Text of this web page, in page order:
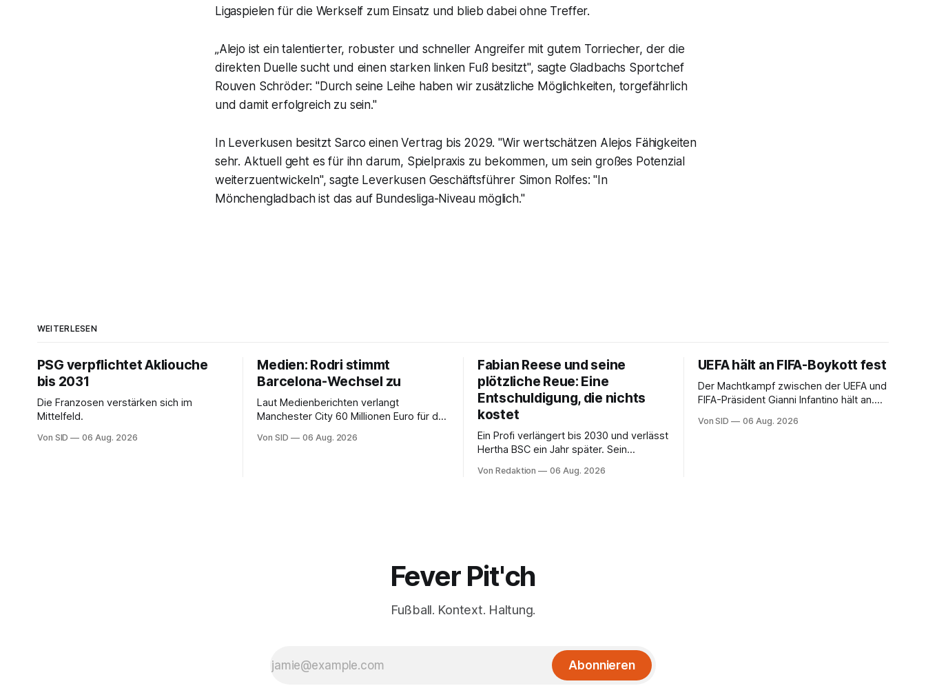
Ligaspielen für die Werkself zum Einsatz und blieb dabei ohne Treffer.
„Alejo ist ein talentierter, robuster und schneller Angreifer mit gutem Torriecher, der die
direkten Duelle sucht und einen starken linken Fuß besitzt", sagte Gladbachs Sportchef
Rouven Schröder: "Durch seine Leihe haben wir zusätzliche Möglichkeiten, torgefährlich
und damit erfolgreich zu sein."
In Leverkusen besitzt Sarco einen Vertrag bis 2029. "Wir wertschätzen Alejos Fähigkeiten
sehr. Aktuell geht es für ihn darum, Spielpraxis zu bekommen, um sein großes Potenzial
weiterzuentwickeln", sagte Leverkusen Geschäftsführer Simon Rolfes: "In
Mönchengladbach ist das auf Bundesliga-Niveau möglich."
WEITERLESEN
PSG verpflichtet Akliouche
bis 2031
Die Franzosen verstärken sich im
Mittelfeld.
Von SID 06 Aug. 2026
Medien: Rodri stimmt
Barcelona-Wechsel zu
Laut Medienberichten verlangt
Manchester City 60 Millionen Euro für die
Von SID 06 Aug. 2026
Fabian Reese und seine
plötzliche Reue: Eine
Entschuldigung, die nichts
kostet
Ein Profi verlängert bis 2030 und verlässt
Hertha BSC ein Jahr später. Sein
ehrlich – und ändert an der Rechnung
Von Redaktion 06 Aug. 2026
UEFA hält an FIFA-Boykott fest
Der Machtkampf zwischen der UEFA und
FIFA-Präsident Gianni Infantino hält an.
Von SID 06 Aug. 2026
Fever Pit'ch
Fußball. Kontext. Haltung.
Abonnieren